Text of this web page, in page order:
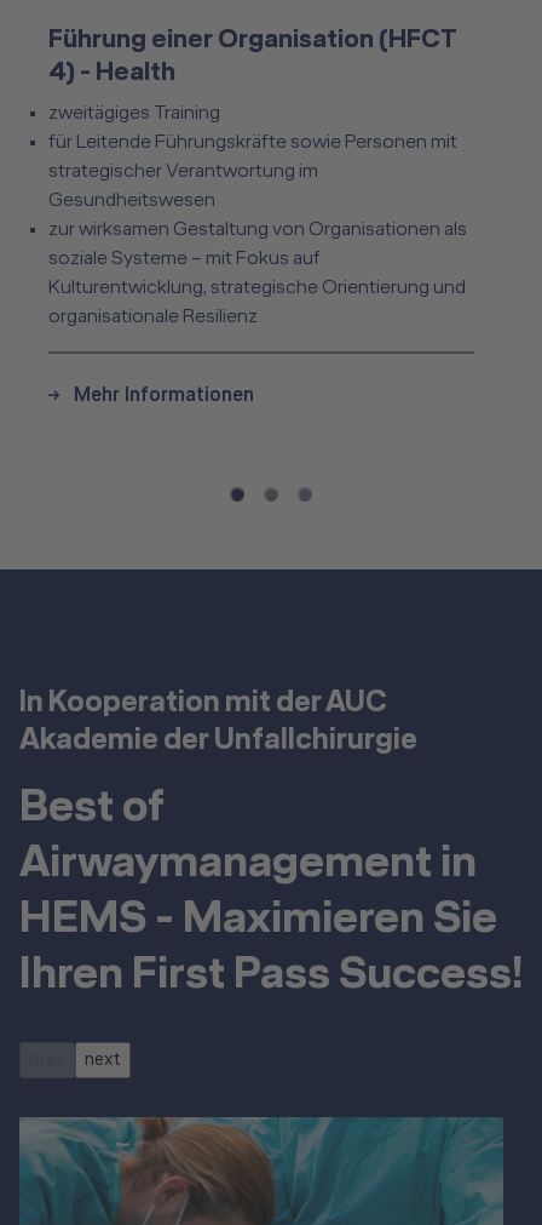
Führung einer Organisation (HFCT
4) - Health
Führung einer Organisation (HFCT 4) - Health
zweitägiges Training
für Leitende Führungskräfte sowie Personen mit
strategischer Verantwortung im
Gesundheitswesen
zur wirksamen Gestaltung von Organisationen als
soziale Systeme – mit Fokus auf
Kulturentwicklung, strategische Orientierung und
organisationale Resilienz
Mehr Informationen
In Kooperation mit der AUC
Akademie der Unfallchirurgie
Best of
Airwaymanagement in
HEMS - Maximieren Sie
Ihren First Pass Success!
next